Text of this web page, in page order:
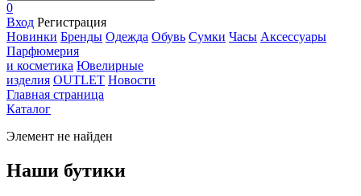
0
Вход Регистрация
Новинки Бренды Одежда Обувь Сумки Часы Аксессуары
Парфюмерия
и косметика Ювелирные
изделия OUTLET Новости
Главная страница
Каталог
Элемент не найден
Наши бутики